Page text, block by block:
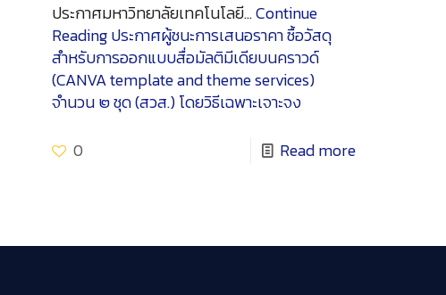
ประกาศมหาวิทยาลัยเทคโนโลยี…Continue
Readingประกาศผู้ชนะการเสนอราคา ซื้อวัสดุ
สำหรับการออกแบบสื่อมัลติมีเดียบนคราวด์
(CANVA template and theme services)
จำนวน ๒ ชุด (สวส.) โดยวิธีเฉพาะเจาะจง
0
Read more